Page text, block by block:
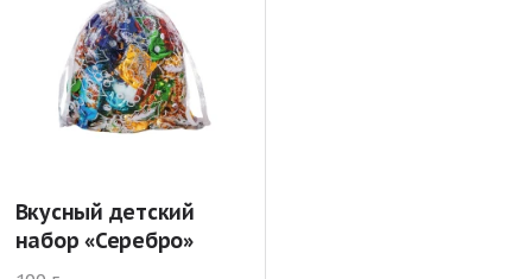
Вкусный детский
набор «Серебро»